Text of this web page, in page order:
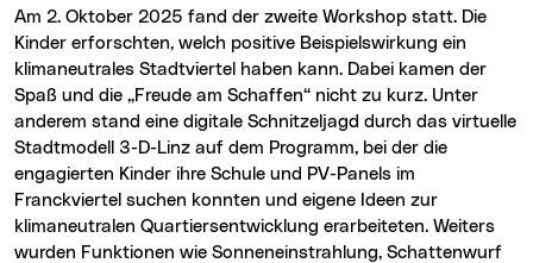
Am 2. Oktober 2025 fand der zweite Workshop statt. Die
Kinder erforschten, welch positive Beispielswirkung ein
klimaneutrales Stadtviertel haben kann. Dabei kamen der
Spaß und die „Freude am Schaffen“ nicht zu kurz. Unter
anderem stand eine digitale Schnitzeljagd durch das virtuelle
Stadtmodell 3-D-Linz auf dem Programm, bei der die
engagierten Kinder ihre Schule und PV-Panels im
Franckviertel suchen konnten und eigene Ideen zur
klimaneutralen Quartiersentwicklung erarbeiteten. Weiters
wurden Funktionen wie Sonneneinstrahlung, Schattenwurf